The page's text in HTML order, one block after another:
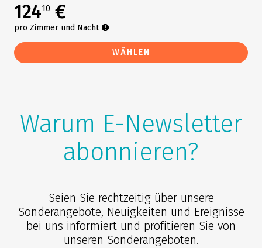
12410 €
pro Zimmer und Nacht
WÄHLEN
Warum E-Newsletter
abonnieren?
Seien Sie rechtzeitig über unsere
Sonderangebote, Neuigkeiten und Ereignisse
bei uns informiert und profitieren Sie von
unseren Sonderangeboten.